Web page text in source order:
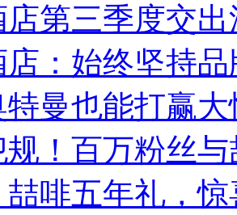
第三季度交出
：始终坚持品
特曼也能打赢
规！百万粉丝
啡五年礼，惊